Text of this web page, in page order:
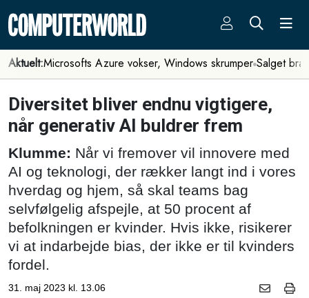
Aktuelt:Microsofts Azure vokser, Windows skrumper Salget
Diversitet bliver endnu vigtigere,
når generativ AI buldrer frem
Klumme: Når vi fremover vil innovere med
AI og teknologi, der rækker langt ind i vores
hverdag og hjem, så skal teams bag
selvfølgelig afspejle, at 50 procent af
befolkningen er kvinder. Hvis ikke, risikerer
vi at indarbejde bias, der ikke er til kvinders
fordel.
31. maj 2023 kl. 13.06